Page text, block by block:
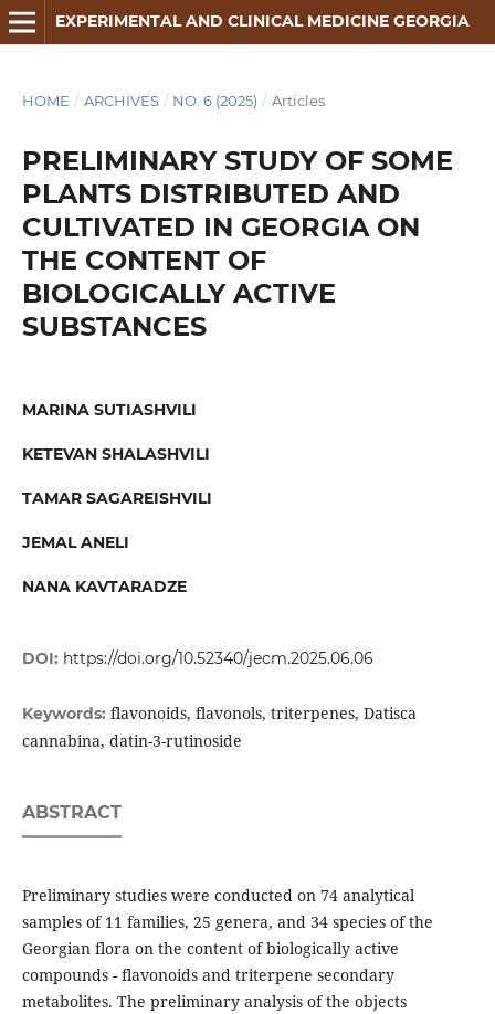
EXPERIMENTAL AND CLINICAL MEDICINE GEORGIA
HOME / ARCHIVES / NO. 6 (2025) / Articles
PRELIMINARY STUDY OF SOME
PLANTS DISTRIBUTED AND
CULTIVATED IN GEORGIA ON
THE CONTENT OF
BIOLOGICALLY ACTIVE
SUBSTANCES
MARINA SUTIASHVILI
KETEVAN SHALASHVILI
TAMAR SAGAREISHVILI
JEMAL ANELI
NANA KAVTARADZE
DOI: https://doi.org/10.52340/jecm.2025.06.06
Keywords: flavonoids, flavonols, triterpenes, Datisca
cannabina, datin-3-rutinoside
ABSTRACT
Preliminary studies were conducted on 74 analytical
samples of 11 families, 25 genera, and 34 species of the
Georgian flora on the content of biologically active
compounds - flavonoids and triterpene secondary
metabolites. The preliminary analysis of the objects